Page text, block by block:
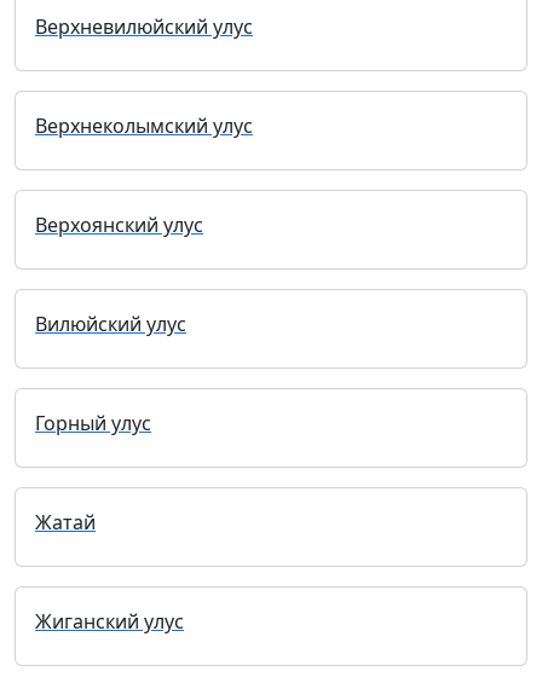
Верхневилюйский улус
Верхнеколымский улус
Верхоянский улус
Вилюйский улус
Горный улус
Жатай
Жиганский улус